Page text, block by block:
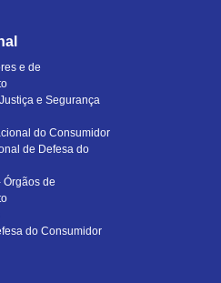
e de
e Segurança
do Consumidor
de Defesa do
Órgãos de
do Consumidor